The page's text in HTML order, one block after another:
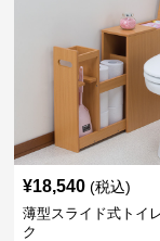
¥18,540 (税込)
薄型スライド式トイ
ク